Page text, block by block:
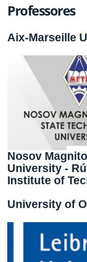
Professores
Aix-Marseille
Nosov
University -
Institute of
University of